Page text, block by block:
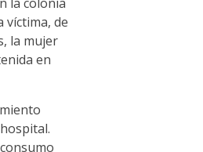
víctima, de
la mujer
en